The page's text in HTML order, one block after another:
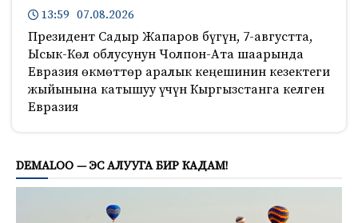
13:59 07.08.2026
Президент Садыр Жапаров бүгүн, 7-августта,
Ысык-Көл облусунун Чолпон-Ата шаарында
Евразия өкмөттөр аралык кеңешинин кезектеги
жыйынына катышуу үчүн Кыргызстанга келген
Евразия
DEMALOO — ЭС АЛУУГА БИР КАДАМ!